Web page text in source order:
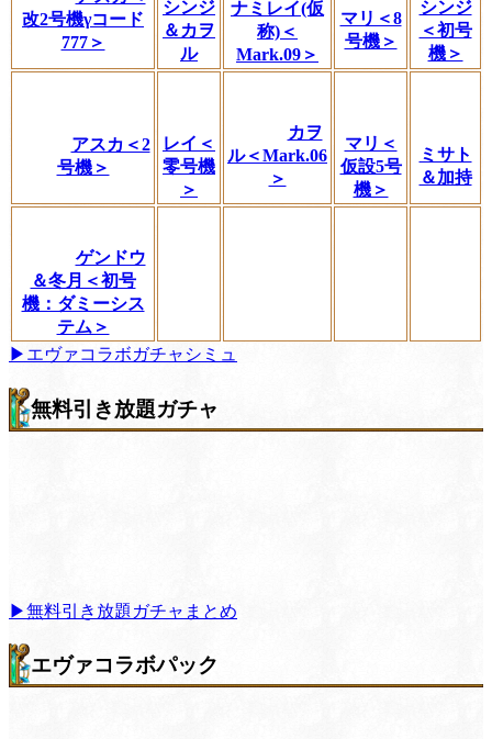
改2号機γコード
777＞
シンジ
＆カヲ
ル
ナミレイ(仮
称)＜
Mark.09＞
マリ＜8
号機＞
シンジ
＜初号
機＞
アスカ＜2
号機＞
レイ＜
零号機
＞
カヲ
ル＜Mark.06
＞
マリ＜
仮設5号
機＞
ミサト
＆加持
ゲンドウ
＆冬月＜初号
機：ダミーシス
テム＞
▶エヴァコラボガチャシミュ
無料引き放題ガチャ
▶無料引き放題ガチャまとめ
エヴァコラボパック